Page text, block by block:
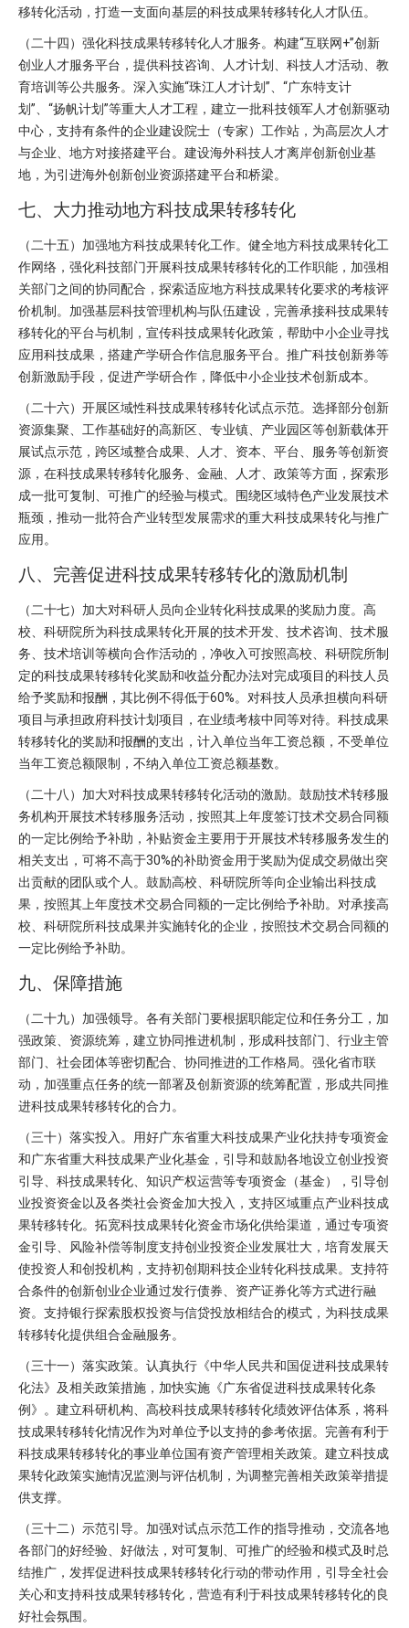
移转化活动，打造一支面向基层的科技成果转移转化人才队伍。
（二十四）强化科技成果转移转化人才服务。构建“互联网+”创新
创业人才服务平台，提供科技咨询、人才计划、科技人才活动、教
育培训等公共服务。深入实施“珠江人才计划”、“广东特支计
划”、“扬帆计划”等重大人才工程，建立一批科技领军人才创新驱动
中心，支持有条件的企业建设院士（专家）工作站，为高层次人才
与企业、地方对接搭建平台。建设海外科技人才离岸创新创业基
地，为引进海外创新创业资源搭建平台和桥梁。
七、大力推动地方科技成果转移转化
（二十五）加强地方科技成果转化工作。健全地方科技成果转化工
作网络，强化科技部门开展科技成果转移转化的工作职能，加强相
关部门之间的协同配合，探索适应地方科技成果转化要求的考核评
价机制。加强基层科技管理机构与队伍建设，完善承接科技成果转
移转化的平台与机制，宣传科技成果转化政策，帮助中小企业寻找
应用科技成果，搭建产学研合作信息服务平台。推广科技创新券等
创新激励手段，促进产学研合作，降低中小企业技术创新成本。
（二十六）开展区域性科技成果转移转化试点示范。选择部分创新
资源集聚、工作基础好的高新区、专业镇、产业园区等创新载体开
展试点示范，跨区域整合成果、人才、资本、平台、服务等创新资
源，在科技成果转移转化服务、金融、人才、政策等方面，探索形
成一批可复制、可推广的经验与模式。围绕区域特色产业发展技术
瓶颈，推动一批符合产业转型发展需求的重大科技成果转化与推广
应用。
八、完善促进科技成果转移转化的激励机制
（二十七）加大对科研人员向企业转化科技成果的奖励力度。高
校、科研院所为科技成果转化开展的技术开发、技术咨询、技术服
务、技术培训等横向合作活动的，净收入可按照高校、科研院所制
定的科技成果转移转化奖励和收益分配办法对完成项目的科技人员
给予奖励和报酬，其比例不得低于60%。对科技人员承担横向科研
项目与承担政府科技计划项目，在业绩考核中同等对待。科技成果
转移转化的奖励和报酬的支出，计入单位当年工资总额，不受单位
当年工资总额限制，不纳入单位工资总额基数。
（二十八）加大对科技成果转移转化活动的激励。鼓励技术转移服
务机构开展技术转移服务活动，按照其上年度签订技术交易合同额
的一定比例给予补助，补贴资金主要用于开展技术转移服务发生的
相关支出，可将不高于30%的补助资金用于奖励为促成交易做出突
出贡献的团队或个人。鼓励高校、科研院所等向企业输出科技成
果，按照其上年度技术交易合同额的一定比例给予补助。对承接高
校、科研院所科技成果并实施转化的企业，按照技术交易合同额的
一定比例给予补助。
九、保障措施
（二十九）加强领导。各有关部门要根据职能定位和任务分工，加
强政策、资源统筹，建立协同推进机制，形成科技部门、行业主管
部门、社会团体等密切配合、协同推进的工作格局。强化省市联
动，加强重点任务的统一部署及创新资源的统筹配置，形成共同推
进科技成果转移转化的合力。
（三十）落实投入。用好广东省重大科技成果产业化扶持专项资金
和广东省重大科技成果产业化基金，引导和鼓励各地设立创业投资
引导、科技成果转化、知识产权运营等专项资金（基金），引导创
业投资资金以及各类社会资金加大投入，支持区域重点产业科技成
果转移转化。拓宽科技成果转化资金市场化供给渠道，通过专项资
金引导、风险补偿等制度支持创业投资企业发展壮大，培育发展天
使投资人和创投机构，支持初创期科技企业转化科技成果。支持符
合条件的创新创业企业通过发行债券、资产证券化等方式进行融
资。支持银行探索股权投资与信贷投放相结合的模式，为科技成果
转移转化提供组合金融服务。
（三十一）落实政策。认真执行《中华人民共和国促进科技成果转
化法》及相关政策措施，加快实施《广东省促进科技成果转化条
例》。建立科研机构、高校科技成果转移转化绩效评估体系，将科
技成果转移转化情况作为对单位予以支持的参考依据。完善有利于
科技成果转移转化的事业单位国有资产管理相关政策。建立科技成
果转化政策实施情况监测与评估机制，为调整完善相关政策举措提
供支撑。
（三十二）示范引导。加强对试点示范工作的指导推动，交流各地
各部门的好经验、好做法，对可复制、可推广的经验和模式及时总
结推广，发挥促进科技成果转移转化行动的带动作用，引导全社会
关心和支持科技成果转移转化，营造有利于科技成果转移转化的良
好社会氛围。